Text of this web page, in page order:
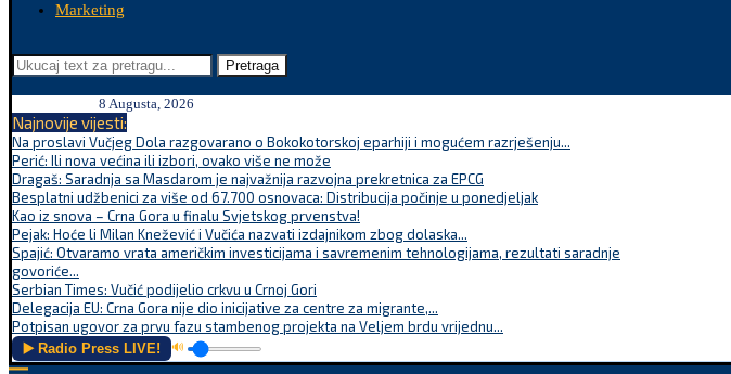
Marketing
Pretraga
8 Augusta, 2026
Najnovije vijesti:
Na proslavi Vučjeg Dola razgovarano o Bokokotorskoj eparhiji i mogućem razrješenju...
Perić: Ili nova većina ili izbori, ovako više ne može
Dragaš: Saradnja sa Masdarom je najvažnija razvojna prekretnica za EPCG
Besplatni udžbenici za više od 67.700 osnovaca: Distribucija počinje u ponedjeljak
Kao iz snova – Crna Gora u finalu Svjetskog prvenstva!
Pejak: Hoće li Milan Knežević i Vučića nazvati izdajnikom zbog dolaska...
Spajić: Otvaramo vrata američkim investicijama i savremenim tehnologijama, rezultati saradnje
govoriće...
Serbian Times: Vučić podijelio crkvu u Crnoj Gori
Delegacija EU: Crna Gora nije dio inicijative za centre za migrante,...
Potpisan ugovor za prvu fazu stambenog projekta na Veljem brdu vrijednu...
▶️ Radio Press LIVE! 🔊